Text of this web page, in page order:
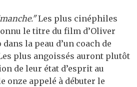
Les plus cinéphiles
le titre du film d’Oliver
la peau d’un coach de
plus angoissés auront plutôt
de leur état d’esprit au
onze appelé à débuter le